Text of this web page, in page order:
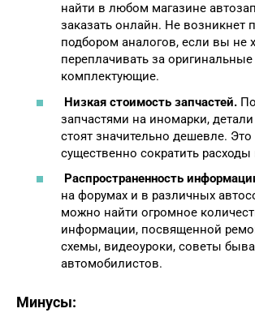
найти в любом магазине
заказать онлайн. Не возникнет
подбором аналогов, если вы не
переплачивать за оригинальные
комплектующие.
Низкая стоимость запчастей.
запчастями на иномарки,
стоят значительно дешевле.
существенно сократить
Распространенность
на форумах и в различных
можно найти огромное
информации, посвященной
схемы, видеоуроки, советы
автомобилистов.
Минусы: